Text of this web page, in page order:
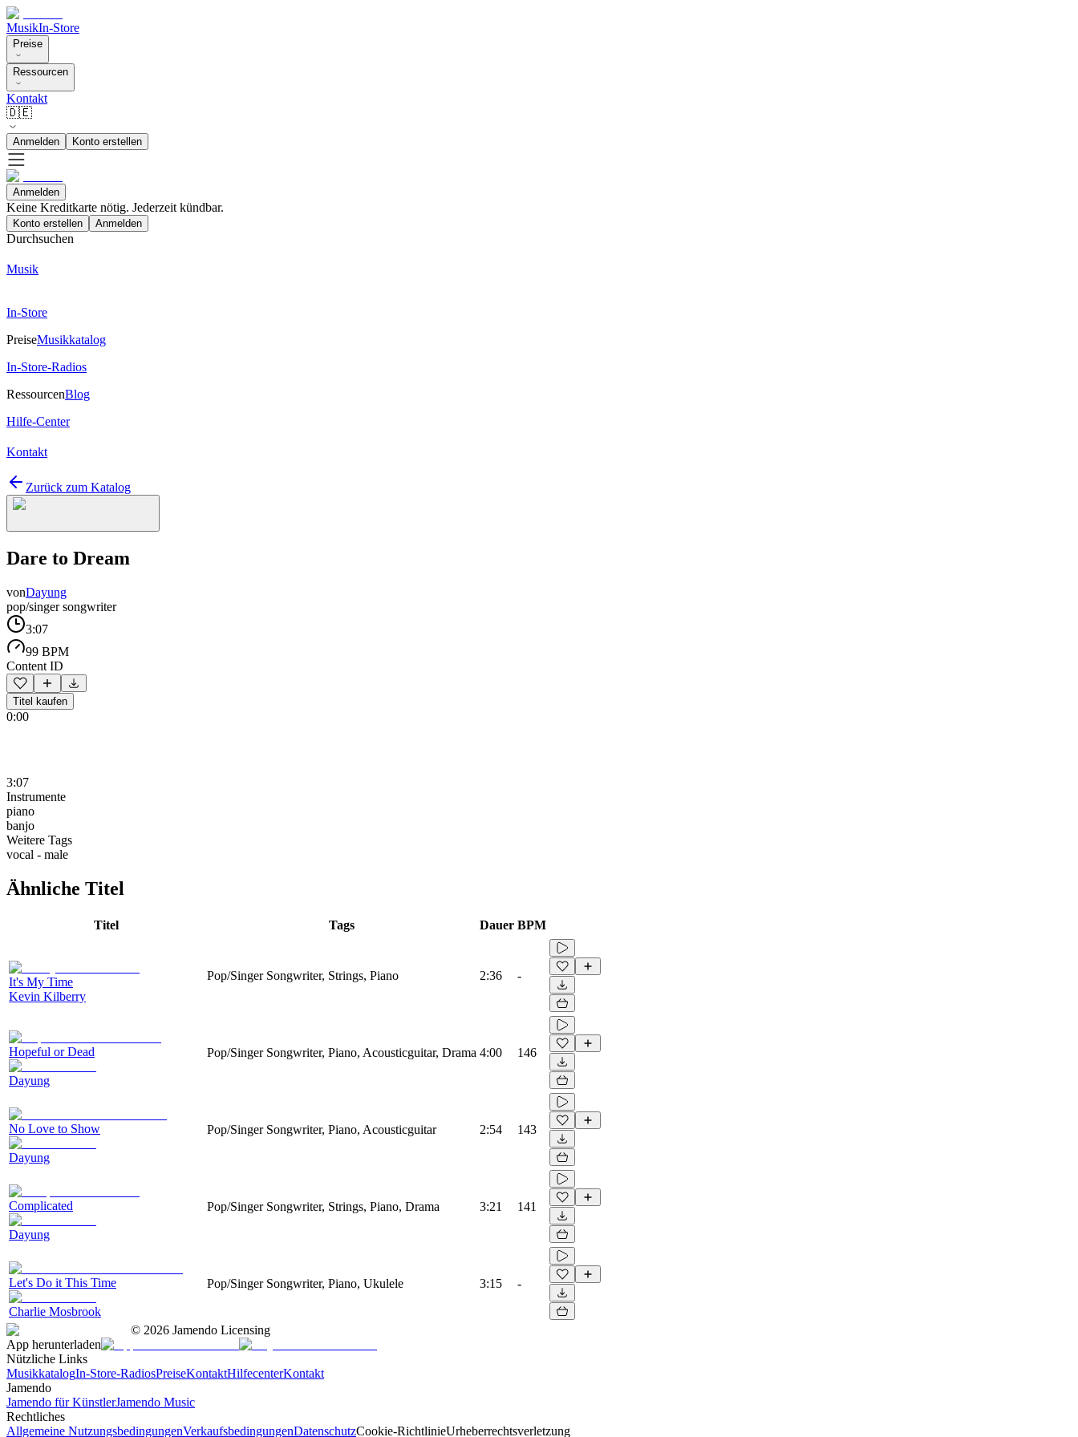
MusikIn-Store
Preise
Ressourcen
Kontakt
🇩🇪
Anmelden Konto erstellen
Anmelden
Keine Kreditkarte nötig. Jederzeit kündbar.
Konto erstellen Anmelden
Durchsuchen
Musik
In-Store
PreiseMusikkatalog
In-Store-Radios
RessourcenBlog
Hilfe-Center
Kontakt
Zurück zum Katalog
Dare to Dream
vonDayung
pop/singer songwriter
3:07
99 BPM
Content ID
Titel kaufen
0:00
3:07
Instrumente
piano
banjo
Weitere Tags
vocal - male
Ähnliche Titel
Titel Tags Dauer BPM
It's My Time
Kevin Kilberry
Pop/Singer Songwriter, Strings, Piano 2:36 -
Hopeful or Dead
Dayung
Pop/Singer Songwriter, Piano, Acousticguitar, Drama 4:00 146
No Love to Show
Dayung
Pop/Singer Songwriter, Piano, Acousticguitar 2:54 143
Complicated
Dayung
Pop/Singer Songwriter, Strings, Piano, Drama 3:21 141
Let's Do it This Time
Charlie Mosbrook
Pop/Singer Songwriter, Piano, Ukulele 3:15 -
© 2026 Jamendo Licensing
App herunterladen
Nützliche Links
MusikkatalogIn-Store-RadiosPreiseKontaktHilfecenterKontakt
Jamendo
Jamendo für KünstlerJamendo Music
Rechtliches
Allgemeine NutzungsbedingungenVerkaufsbedingungenDatenschutzCookie-RichtlinieUrheberrechtsverletzung